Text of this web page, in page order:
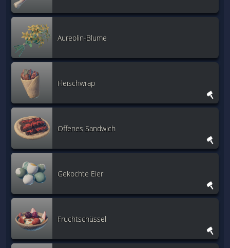
Aureolin-Blume
Fleischwrap
Offenes Sandwich
Gekochte Eier
Fruchtschüssel